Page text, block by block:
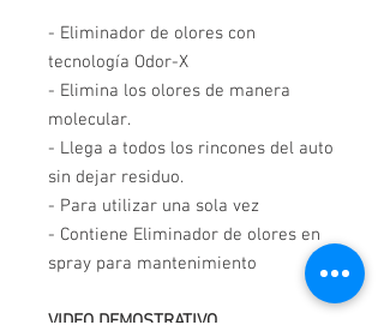
- Eliminador de olores con
tecnología Odor-X
- Elimina los olores de manera
molecular.
- Llega a todos los rincones del auto
sin dejar residuo.
- Para utilizar una sola vez
- Contiene Eliminador de olores en
spray para mantenimiento
VIDEO DEMOSTRATIVO